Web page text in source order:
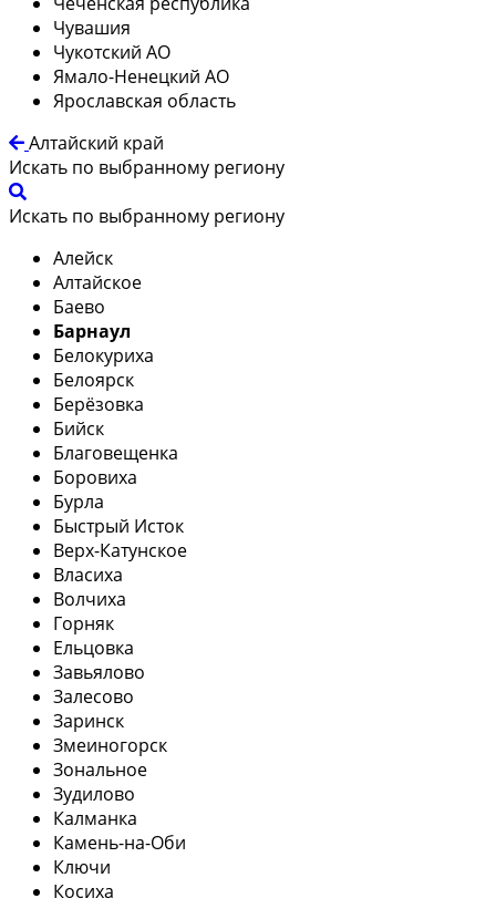
Чувашия
Чукотский АО
Ямало-Ненецкий АО
Ярославская область
Алтайский край
Искать по выбранному региону
Искать по выбранному региону
Алейск
Алтайское
Баево
Барнаул
Белокуриха
Белоярск
Берёзовка
Бийск
Благовещенка
Боровиха
Бурла
Быстрый Исток
Верх-Катунское
Власиха
Волчиха
Горняк
Ельцовка
Завьялово
Залесово
Заринск
Змеиногорск
Зональное
Зудилово
Калманка
Камень-на-Оби
Ключи
Косиха